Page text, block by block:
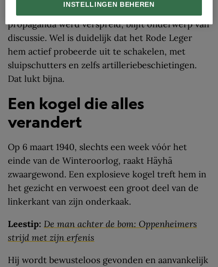
Sovjets is bedacht of vooral door Finse
propaganda werd verspreid, blijft onderwerp van
discussie. Wel is duidelijk dat het Rode Leger
hem actief probeerde uit te schakelen, met
sluipschutters en zelfs artilleriebeschietingen.
Dat lukt bijna.
Een kogel die alles
verandert
Op 6 maart 1940, slechts een week vóór het
einde van de Winteroorlog, raakt Häyhä
zwaargewond. Een explosieve kogel treft hem in
het gezicht en verwoest een groot deel van de
linkerkant van zijn onderkaak.
Leestip: De man achter de bom: Oppenheimers
strijd met zijn erfenis
Hij wordt bewusteloos gevonden en aanvankelijk
INSTELLINGEN BEHEREN